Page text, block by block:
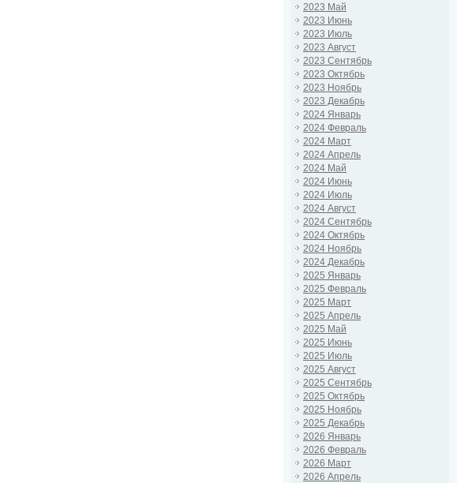
2023 Май
2023 Июнь
2023 Июль
2023 Август
2023 Сентябрь
2023 Октябрь
2023 Ноябрь
2023 Декабрь
2024 Январь
2024 Февраль
2024 Март
2024 Апрель
2024 Май
2024 Июнь
2024 Июль
2024 Август
2024 Сентябрь
2024 Октябрь
2024 Ноябрь
2024 Декабрь
2025 Январь
2025 Февраль
2025 Март
2025 Апрель
2025 Май
2025 Июнь
2025 Июль
2025 Август
2025 Сентябрь
2025 Октябрь
2025 Ноябрь
2025 Декабрь
2026 Январь
2026 Февраль
2026 Март
2026 Апрель